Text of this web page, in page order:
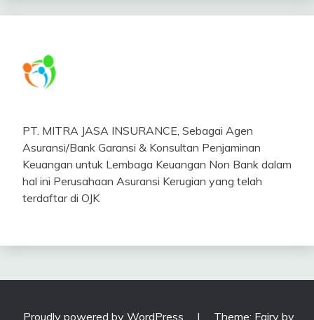
PT. MITRA JASA INSURANCE, Sebagai Agen
Asuransi/Bank Garansi & Konsultan Penjaminan
Keuangan untuk Lembaga Keuangan Non Bank dalam
hal ini Perusahaan Asuransi Kerugian yang telah
terdaftar di OJK
Proudly powered by WordPress | Theme: Fairy by